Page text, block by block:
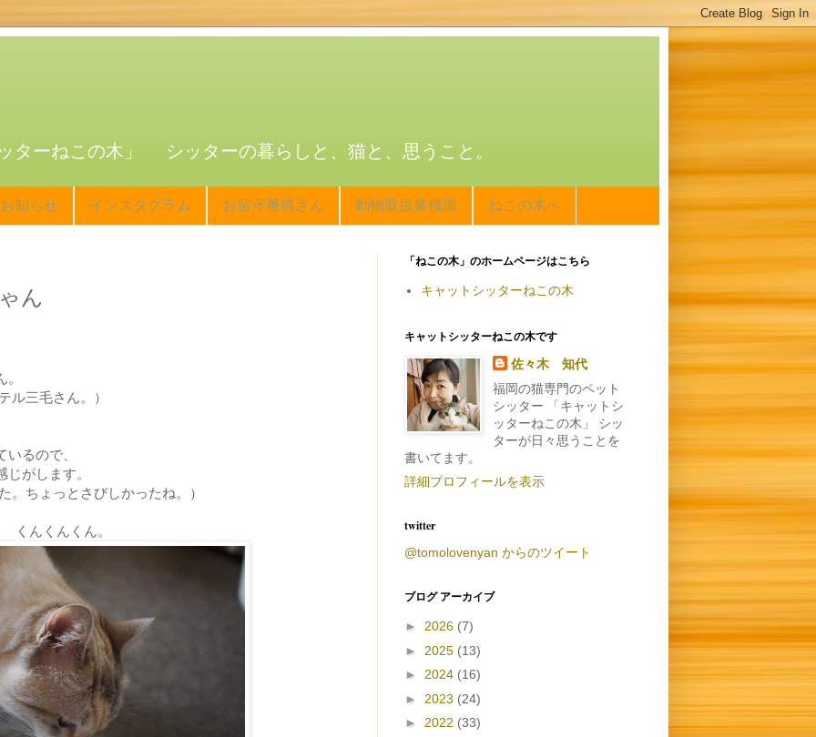
ターねこの木」 シッターの暮らしと、猫と、思うこと。
お知らせ インスタグラム お留守番猫さん 動物取扱業標識 ねこの木へ
ん
ル三毛さん。）
るので、
がします。
。ちょっとさびしかったね。）
くんくんくん。
「ねこの木」のホームページはこちら
キャットシッターねこの木
キャットシッターねこの木です
佐々木 知代
福岡の猫専門のペット
シッター 「キャットシ
ッターねこの木」 シッ
ターが日々思うことを
書いてます。
詳細プロフィールを表示
twitter
@tomolovenyan からのツイート
ブログ アーカイブ
► 2026 (7)
► 2025 (13)
► 2024 (16)
► 2023 (24)
► 2022 (33)